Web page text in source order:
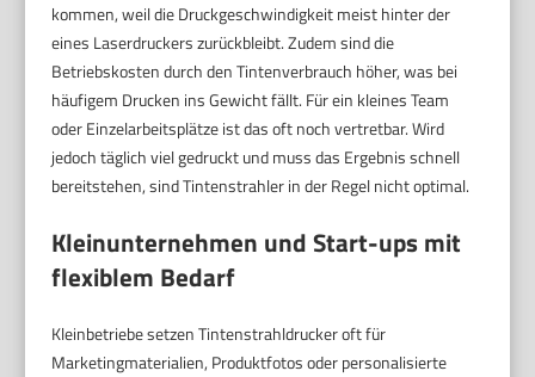
kommen, weil die Druckgeschwindigkeit meist hinter der
eines Laserdruckers zurückbleibt. Zudem sind die
Betriebskosten durch den Tintenverbrauch höher, was bei
häufigem Drucken ins Gewicht fällt. Für ein kleines Team
oder Einzelarbeitsplätze ist das oft noch vertretbar. Wird
jedoch täglich viel gedruckt und muss das Ergebnis schnell
bereitstehen, sind Tintenstrahler in der Regel nicht optimal.
Kleinunternehmen und Start-ups mit
flexiblem Bedarf
Kleinbetriebe setzen Tintenstrahldrucker oft für
Marketingmaterialien, Produktfotos oder personalisierte